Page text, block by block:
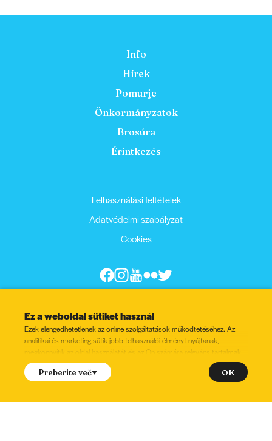
Info
Hírek
Pomurje
Önkormányzatok
Brosúra
Érintkezés
Felhasználási feltételek
Adatvédelmi szabályzat
Cookies
Ez a weboldal sütiket használ
Ezek elengedhetetlenek az online szolgáltatások működtetéséhez. Az
analitikai és marketing sütik jobb felhasználói élményt nyújtanak,
megkönnyítik az oldal használatát és az Ön számára releváns tartalmak
megjelenítését.
Hozzájárul a következő sütik beállításához?
Preberite več OK